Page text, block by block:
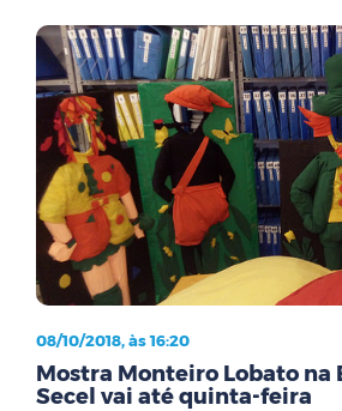
08/10/2018, às 16:20
Mostra Monteiro Lobato na
Secel vai até quinta-feira